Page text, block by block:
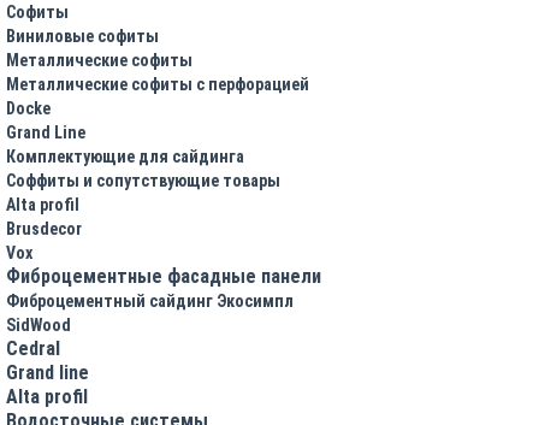
Софиты
Виниловые софиты
Металлические софиты
Металлические софиты с перфорацией
Docke
Grand Line
Комплектующие для сайдинга
Соффиты и сопутствующие товары
Alta profil
Brusdecor
Vox
Фиброцементные фасадные панели
Фиброцементный сайдинг Экосимпл
SidWood
Cedral
Grand line
Аlta profil